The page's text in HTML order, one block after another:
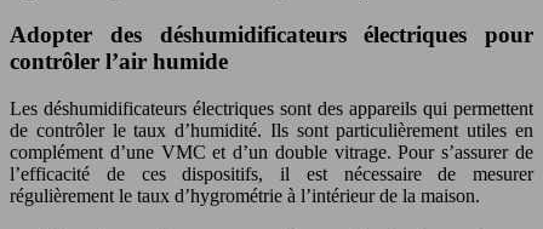
Adopter des déshumidificateurs électriques pour
contrôler l’air humide
Les déshumidificateurs électriques sont des appareils qui permettent
de contrôler le taux d’humidité. Ils sont particulièrement utiles en
complément d’une VMC et d’un double vitrage. Pour s’assurer de
l’efficacité de ces dispositifs, il est nécessaire de mesurer
régulièrement le taux d’hygrométrie à l’intérieur de la maison.